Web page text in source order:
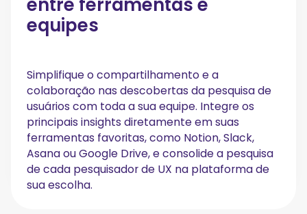
equipes
Simplifique o compartilhamento e a
colaboração nas descobertas da pesquisa de
usuários com toda a sua equipe. Integre os
principais insights diretamente em suas
ferramentas favoritas, como Notion, Slack,
Asana ou Google Drive, e consolide a pesquisa
de cada pesquisador de UX na plataforma de
sua escolha.